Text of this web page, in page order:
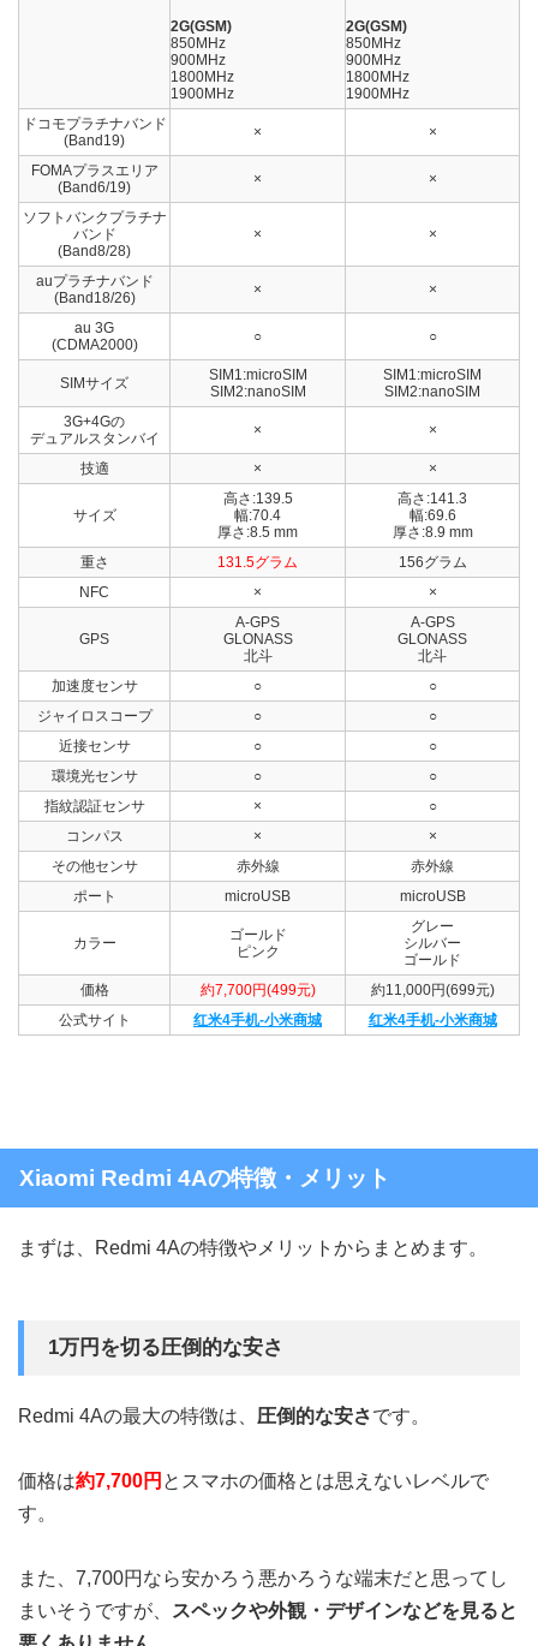
2G(GSM)
850MHz
900MHz
1800MHz
1900MHz
2G(GSM)
850MHz
900MHz
1800MHz
1900MHz
ドコモプラチナバンド
(Band19)
× ×
FOMAプラスエリア
(Band6/19)
× ×
ソフトバンクプラチナ
バンド
(Band8/28)
× ×
auプラチナバンド
(Band18/26)
× ×
au 3G
(CDMA2000)
○ ○
SIMサイズ
SIM1:microSIM
SIM2:nanoSIM
SIM1:microSIM
SIM2:nanoSIM
3G+4Gの
デュアルスタンバイ
× ×
技適 × ×
サイズ
高さ:139.5
幅:70.4
厚さ:8.5 mm
高さ:141.3
幅:69.6
厚さ:8.9 mm
重さ
131.5グラム
156グラム
NFC
× ×
GPS
A-GPS
GLONASS
北斗
A-GPS
GLONASS
北斗
加速度センサ
○
○
ジャイロスコープ
○
○
近接センサ
○
○
環境光センサ
○
○
指紋認証センサ
×
○
コンパス
×
×
その他センサ
赤外線
赤外線
ポート
microUSB microUSB
カラー
ゴールド
ピンク
グレー
シルバー
ゴールド
価格
約7,700円(499元)
約11,000円(699元)
公式サイト
红米4手机-小米商城 红米4手机-小米商城
Xiaomi Redmi 4Aの特徴・メリット
まずは、Redmi 4Aの特徴やメリットからまとめます。
1万円を切る圧倒的な安さ
Redmi 4Aの最大の特徴は、 圧倒的な安さです。
価格は約7,700円 とスマホの価格とは思えないレベルで
す。
また、7,700円なら安かろう悪かろうな端末だと思ってし
まいそうですが、
スペックや外観・デザインなどを見ると